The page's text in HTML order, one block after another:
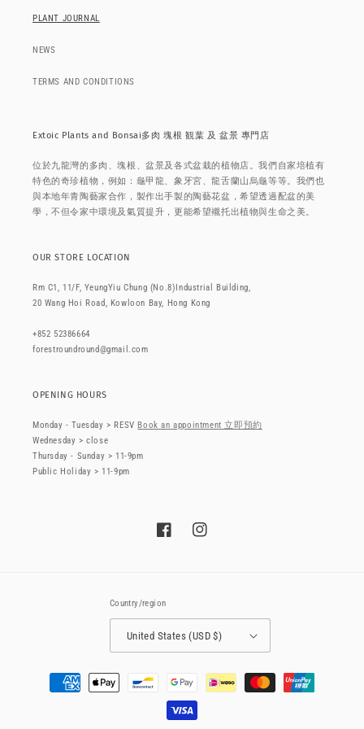
PLANT JOURNAL
NEWS
TERMS AND CONDITIONS
Extoic Plants and Bonsai多肉 塊根 観葉 及 盆景 專門店
位於九龍灣的多肉、塊根、盆景及各式盆栽的植物店。我們自家培植有
特色的奇珍植物，例如：龜甲龍、象牙宮、龍舌蘭山烏龜等等。我們也
與本地年青陶藝家合作，製作出手製的陶藝花盆，希望透過配盆的美
學，不但令家中環境及氣質提升，更能希望襯托出植物與生命之美。
OUR STORE LOCATION
Rm C1, 11/F, YeungYiu Chung (No.8)Industrial Building,
20 Wang Hoi Road, Kowloon Bay, Hong Kong
+852 52386664
forestroundround@gmail.com
OPENING HOURS
Monday - Tuesday > RESV Book an appointment 立即預約
Wednesday > close
Thursday - Sunday > 11-9pm
Public Holiday > 11-9pm
FacebookInstagram
Country/region
United States (USD $)
Payment
methods